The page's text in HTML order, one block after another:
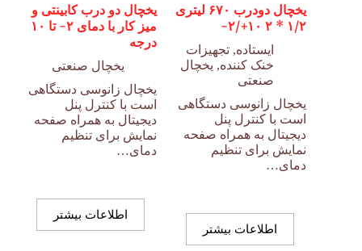
یخچال دودرب ۶۷۰ لیتری
۱/۲ * ۲ ۱۰+/۲-
ایستاده, تجهیزات
خنک کننده, یخچال
صنعتی
یخچال زانوسی دستگاهی
است با کنترل پنل
دیجیتال به همراه صفحه
نمایش برای تنظیم
دمای…
اطلاعات بیشتر
یخچال دو درب کابینتی و
میز کار با دمای ۲- تا ۱۰
درجه
یخچال صنعتی
یخچال زانوسی دستگاهی
است با کنترل پنل
دیجیتال به همراه صفحه
نمایش برای تنظیم
دمای…
اطلاعات بیشتر